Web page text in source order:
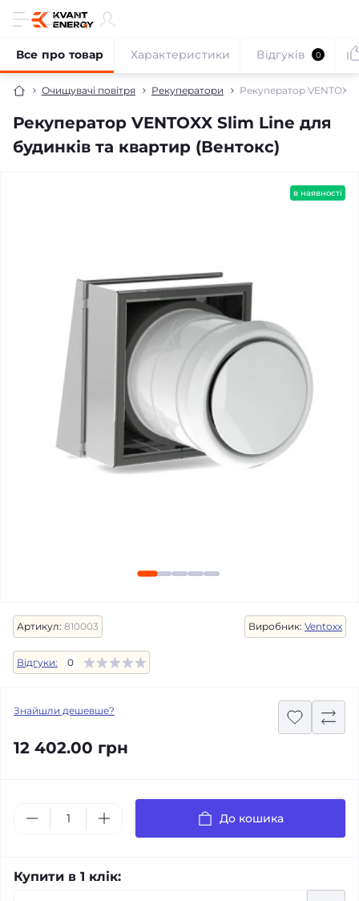
Очищувачі повітря Рекуператори Рекуператор
Рекуператор VENTOXX Slim Line для
будинків та квартир (Вентокс)
Все про товар Характеристики Відгуків 0
в наявності
Артикул: 810003 Виробник: Ventoxx
Відгуки: 0
Знайшли дешевше?
12 402.00 грн
До кошика
Купити в 1 клік: